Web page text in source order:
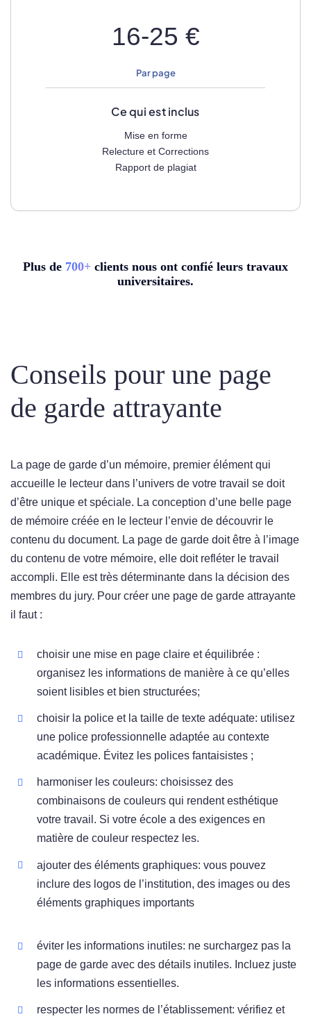
16-25 €
Par page
Ce qui est inclus
Mise en forme
Relecture et Corrections
Rapport de plagiat
Plus de 700+ clients nous ont confié leurs travaux
universitaires.
Conseils pour une page
de garde attrayante
La page de garde d’un mémoire, premier élément qui
accueille le lecteur dans l’univers de votre travail se doit
d’être unique et spéciale. La conception d’une belle page
de mémoire créée en le lecteur l’envie de découvrir le
contenu du document. La page de garde doit être à l’image
du contenu de votre mémoire, elle doit refléter le travail
accompli. Elle est très déterminante dans la décision des
membres du jury. Pour créer une page de garde attrayante
il faut :
choisir une mise en page claire et équilibrée :
organisez les informations de manière à ce qu’elles
soient lisibles et bien structurées;
choisir la police et la taille de texte adéquate: utilisez
une police professionnelle adaptée au contexte
académique. Évitez les polices fantaisistes ;
harmoniser les couleurs: choisissez des
combinaisons de couleurs qui rendent esthétique
votre travail. Si votre école a des exigences en
matière de couleur respectez les.
ajouter des éléments graphiques: vous pouvez
inclure des logos de l’institution, des images ou des
éléments graphiques importants
éviter les informations inutiles: ne surchargez pas la
page de garde avec des détails inutiles. Incluez juste
les informations essentielles.
respecter les normes de l’établissement: vérifiez et